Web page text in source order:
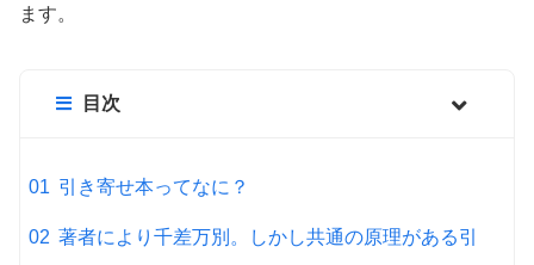
ます。
目次
引き寄せ本ってなに？
著者により千差万別。しかし共通の原理がある引